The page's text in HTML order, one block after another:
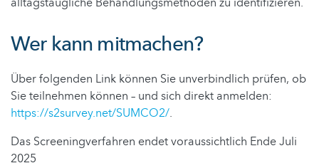
Wer kann mitmachen?
Über folgenden Link können Sie unverbindlich prüfen, ob
Sie teilnehmen können – und sich direkt anmelden:
https://s2survey.net/SUMCO2/.
Das Screeningverfahren endet voraussichtlich Ende Juli
2025